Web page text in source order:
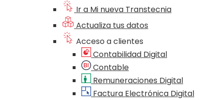
Ir a Mi nueva Transtecnia
Actualiza tus datos
Acceso a clientes
Contabilidad Digital
Contable
Remuneraciones Digital
Factura Electrónica Digital